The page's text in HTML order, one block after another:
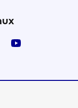
Instagram